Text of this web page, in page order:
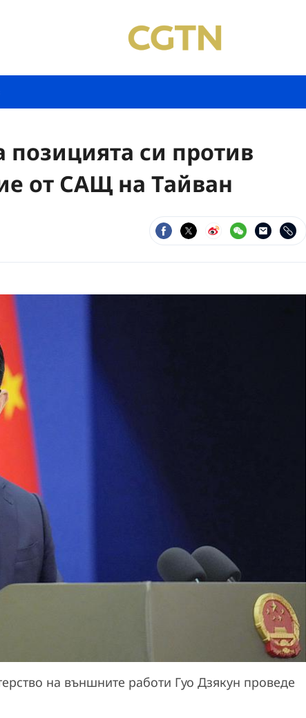
си против
от САЩ на Тайван
на външните работи Гуо Дзякун проведе